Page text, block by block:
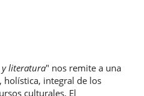
literatura" nos remite a una
holística, integral de los
culturales. El